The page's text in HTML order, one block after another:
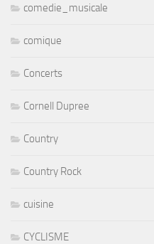
comedie_musicale
comique
Concerts
Cornell Dupree
Country
Country Rock
cuisine
CYCLISME